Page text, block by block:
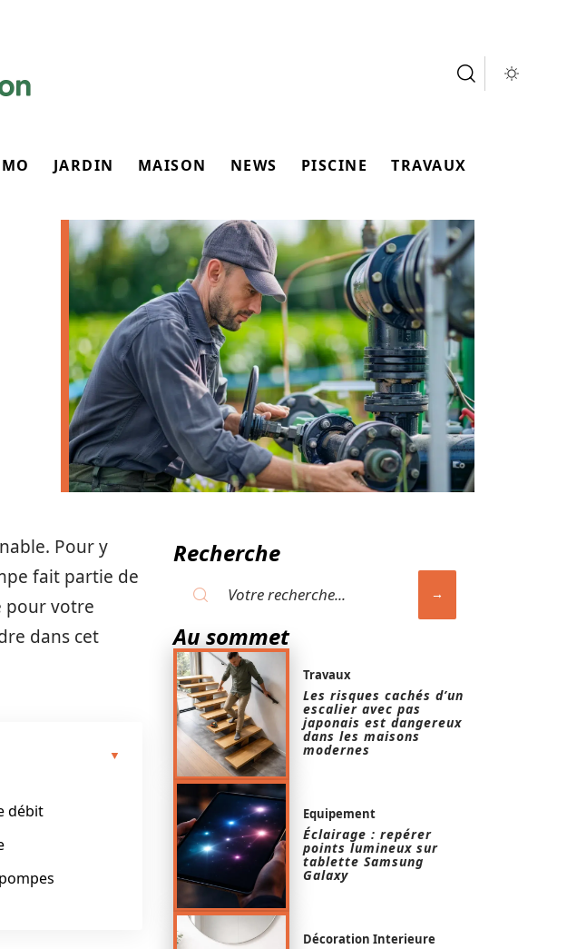
JARDIN MAISON NEWS PISCINE TRAVAUX
Pour y
fait partie de
pour votre
dans cet
débit
Recherche
Au sommet
Travaux
Les risques cachés d’un
escalier avec pas
japonais est dangereux
dans les maisons
modernes
Equipement
Éclairage : repérer
points lumineux sur
tablette Samsung
Galaxy
Décoration Interieure